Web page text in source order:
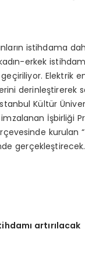
istihdama
erkek
Elektrik
derinleştirerek
Kültür
İşbirliği
kurulan
gerçekleştirecek.
artırılacak